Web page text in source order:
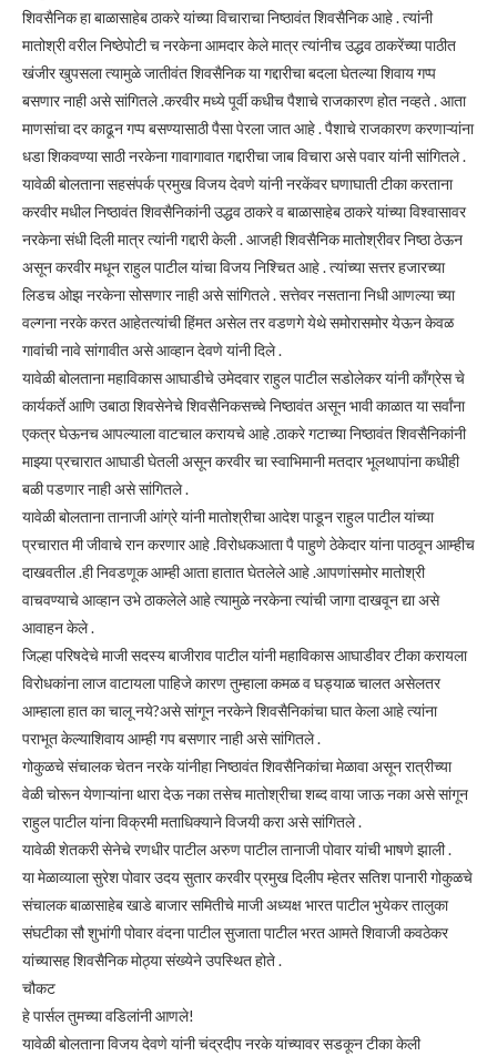
शिवसैनिक हा बाळासाहेब ठाकरे यांच्या विचाराचा निष्ठावंत शिवसैनिक आहे . त्यांनी
मातोश्री वरील निष्ठेपोटी च नरकेना आमदार केले मात्र त्यांनीच उद्धव ठाकरेंच्या पाठीत
खंजीर खुपसला त्यामुळे जातीवंत शिवसैनिक या गद्दारीचा बदला घेतल्या शिवाय गप्प
बसणार नाही असे सांगितले .करवीर मध्ये पूर्वी कधीच पैशाचे राजकारण होत नव्हते . आता
माणसांचा दर काढून गप्प बसण्यासाठी पैसा पेरला जात आहे . पैशाचे राजकारण करणाऱ्यांना
धडा शिकवण्या साठी नरकेना गावागावात गद्दारीचा जाब विचारा असे पवार यांनी सांगितले .
यावेळी बोलताना सहसंपर्क प्रमुख विजय देवणे यांनी नरकेंवर घणाघाती टीका करताना
करवीर मधील निष्ठावंत शिवसैनिकांनी उद्धव ठाकरे व बाळासाहेब ठाकरे यांच्या विश्वासावर
नरकेना संधी दिली मात्र त्यांनी गद्दारी केली . आजही शिवसैनिक मातोश्रीवर निष्ठा ठेऊन
असून करवीर मधून राहुल पाटील यांचा विजय निश्चित आहे . त्यांच्या सत्तर हजारच्या
लिडच ओझ नरकेना सोसणार नाही असे सांगितले . सत्तेवर नसताना निधी आणल्या च्या
वल्गना नरके करत आहेतत्यांची हिंमत असेल तर वडणगे येथे समोरासमोर येऊन केवळ
गावांची नावे सांगावीत असे आव्हान देवणे यांनी दिले .
यावेळी बोलताना महाविकास आघाडीचे उमेदवार राहुल पाटील सडोलेकर यांनी काँग्रेस चे
कार्यकर्ते आणि उबाठा शिवसेनेचे शिवसैनिकसच्चे निष्ठावंत असून भावी काळात या सर्वांना
एकत्र घेऊनच आपल्याला वाटचाल करायचे आहे .ठाकरे गटाच्या निष्ठावंत शिवसैनिकांनी
माझ्या प्रचारात आघाडी घेतली असून करवीर चा स्वाभिमानी मतदार भूलथापांना कधीही
बळी पडणार नाही असे सांगितले .
यावेळी बोलताना तानाजी आंग्रे यांनी मातोश्रीचा आदेश पाडून राहुल पाटील यांच्या
प्रचारात मी जीवाचे रान करणार आहे .विरोधकआता पै पाहुणे ठेकेदार यांना पाठवून आम्हीच
दाखवतील .ही निवडणूक आम्ही आता हातात घेतलेले आहे .आपणांसमोर मातोश्री
वाचवण्याचे आव्हान उभे ठाकलेले आहे त्यामुळे नरकेना त्यांची जागा दाखवून द्या असे
आवाहन केले .
जिल्हा परिषदेचे माजी सदस्य बाजीराव पाटील यांनी महाविकास आघाडीवर टीका करायला
विरोधकांना लाज वाटायला पाहिजे कारण तुम्हाला कमळ व घड्याळ चालत असेलतर
आम्हाला हात का चालू नये?असे सांगून नरकेने शिवसैनिकांचा घात केला आहे त्यांना
पराभूत केल्याशिवाय आम्ही गप बसणार नाही असे सांगितले .
गोकुळचे संचालक चेतन नरके यांनीहा निष्ठावंत शिवसैनिकांचा मेळावा असून रात्रीच्या
वेळी चोरून येणाऱ्यांना थारा देऊ नका तसेच मातोश्रीचा शब्द वाया जाऊ नका असे सांगून
राहुल पाटील यांना विक्रमी मताधिक्याने विजयी करा असे सांगितले .
यावेळी शेतकरी सेनेचे रणधीर पाटील अरुण पाटील तानाजी पोवार यांची भाषणे झाली .
या मेळाव्याला सुरेश पोवार उदय सुतार करवीर प्रमुख दिलीप म्हेतर सतिश पानारी गोकुळचे
संचालक बाळासाहेब खाडे बाजार समितीचे माजी अध्यक्ष भारत पाटील भुयेकर तालुका
संघटीका सौ शुभांगी पोवार वंदना पाटील सुजाता पाटील भरत आमते शिवाजी कवठेकर
यांच्यासह शिवसैनिक मोठ्या संख्येने उपस्थित होते .
चौकट
हे पार्सल तुमच्या वडिलांनी आणले!
यावेळी बोलताना विजय देवणे यांनी चंद्रदीप नरके यांच्यावर सडकून टीका केली